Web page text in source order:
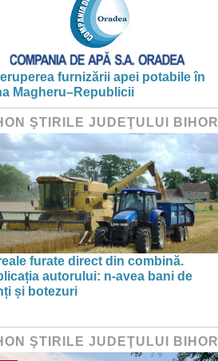
furnizării apei potabile în
Magheru–Republicii
ŞTIRILE JUDEŢULUI BIHOR
furate direct din combină.
autorului: n-avea bani de
și botezuri
ŞTIRILE JUDEŢULUI BIHOR